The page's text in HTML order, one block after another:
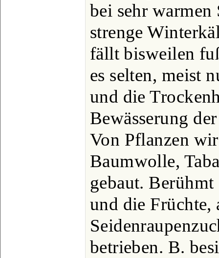
bei sehr
strenge
fällt bisweilen
es selten, meist
und die
Bewässerung
Von Pflanzen
Baumwolle,
gebaut.
und die Früchte,
betrieben. B.